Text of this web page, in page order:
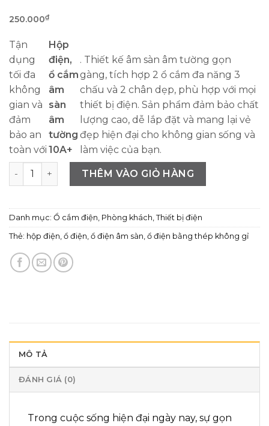
250.000₫
Tận
dụng
tối đa
không
gian và
đảm
bảo an
toàn với
Hộp
điện,
ổ cắm
âm
sàn
âm
tường
10A+
. Thiết kế âm sàn âm tường gọn
gàng, tích hợp 2 ổ cắm đa năng 3
chấu và 2 chân dẹp, phù hợp với mọi
thiết bị điện. Sản phẩm đảm bảo chất
lượng cao, dễ lắp đặt và mang lại vẻ
đẹp hiện đại cho không gian sống và
làm việc của bạn.
Hộp điện, ổ cắm âm sàn/ âm tường 10A+, 2 ổ cắm đa
THÊM VÀO GIỎ HÀNG
Danh mục: Ổ cắm điện Phòng khách Thiết bị điện
Thẻ: hộp điện ổ điện ổ điện âm sàn ổ điện bằng thép không gỉ
MÔ TẢ
ĐÁNH GIÁ (0)
Trong cuộc sống hiện đại ngày nay, sự gọn